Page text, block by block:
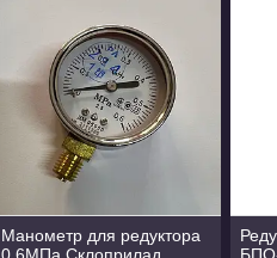
Манометр для редуктора